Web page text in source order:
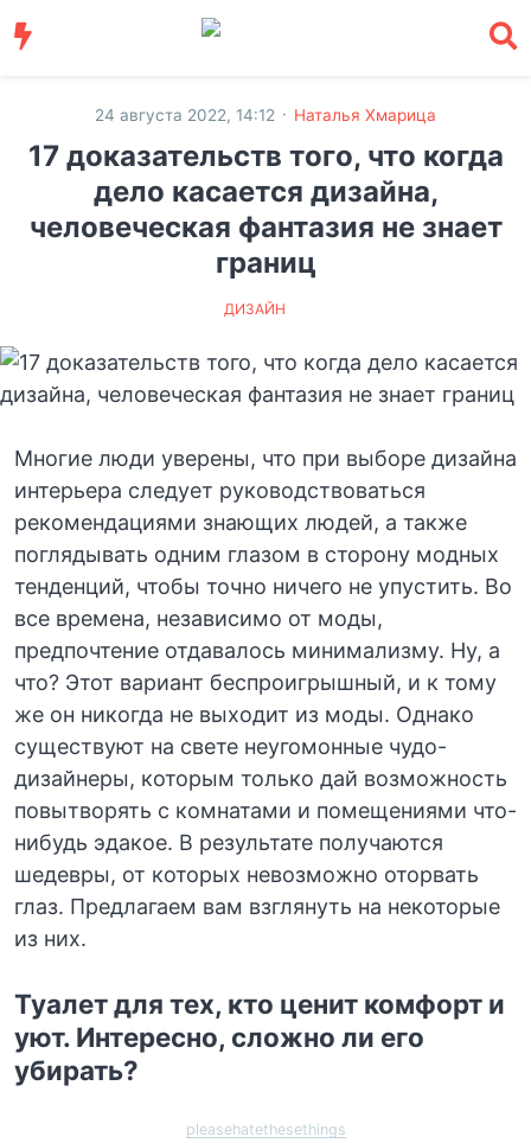
24 августа 2022, 14:12 · Наталья Хмарица
17 доказательств того, что когда
дело касается дизайна,
человеческая фантазия не знает
границ
ДИЗАЙН
Многие люди уверены, что при выборе дизайна
интерьера следует руководствоваться
рекомендациями знающих людей, а также
поглядывать одним глазом в сторону модных
тенденций, чтобы точно ничего не упустить. Во
все времена, независимо от моды,
предпочтение отдавалось минимализму. Ну, а
что? Этот вариант беспроигрышный, и к тому
же он никогда не выходит из моды. Однако
существуют на свете неугомонные чудо-
дизайнеры, которым только дай возможность
повытворять с комнатами и помещениями что-
нибудь эдакое. В результате получаются
шедевры, от которых невозможно оторвать
глаз. Предлагаем вам взглянуть на некоторые
из них.
Туалет для тех, кто ценит комфорт и
уют. Интересно, сложно ли его
убирать?
pleasehatethesethings